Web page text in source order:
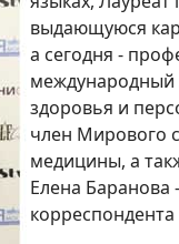
выдающуюся
а сегодня -
международный
здоровья и
член Мирового
медицины, а
Елена Баранова